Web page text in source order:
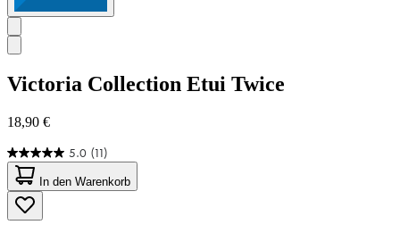
Victoria Collection Etui Twice
18,90 €
5.0 (11)
5.0
von
5
Sternen.
11
In den Warenkorb